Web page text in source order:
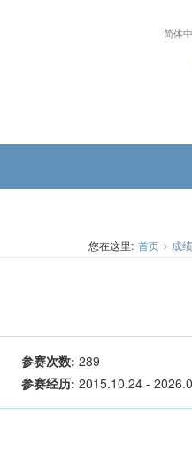
简体
您在这里: 首页 成绩
参赛次数: 289
参赛经历: 2015.10.24 -